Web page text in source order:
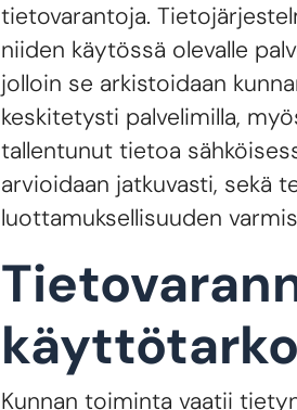
tietovarantoja.
niiden käytössä olevalle
jolloin se arkistoidaan
keskitetysti palvelimilla,
tallentunut tietoa
arvioidaan jatkuvasti, sekä
luottamuksellisuuden
Kunnan toiminta vaatii